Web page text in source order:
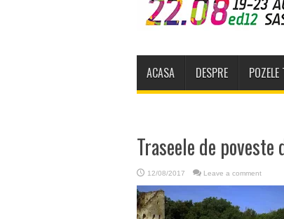
ACASA DESPRE POZELE
Traseele de poveste
12/08/2017 Leave a comment